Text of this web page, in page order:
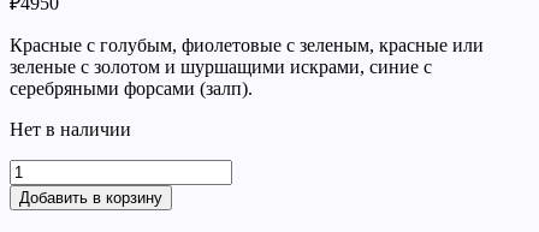
Красные с голубым, фиолетовые с зеленым, красные или
зеленые с золотом и шуршащими искрами, синие с
серебряными форсами (залп).
Нет в наличии
Добавить в корзину